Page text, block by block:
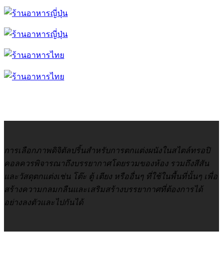
การเลือกภาพดิจิตัลปริ้นสำหรับการตกแต่งผนังในสไตล์ทรอปิ
คอลควรพิจารณาถึงบรรยากาศโดยรวมของห้อง รวมถึงสีสัน
และวัสดุตกแต่งเช่น โต๊ะ ตู้ เตียง หรืออื่นๆ ที่ใช้ในพื้นที่นั้นๆ เพื่อ
สร้างความกลมกลืนและเสริมสร้างบรรยากาศที่ต้องการได้
อย่างลงตัวและไปกันได้